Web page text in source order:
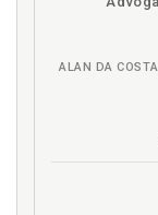
Histórico.
Homem de
Idade
Imposto de
ALAN DA